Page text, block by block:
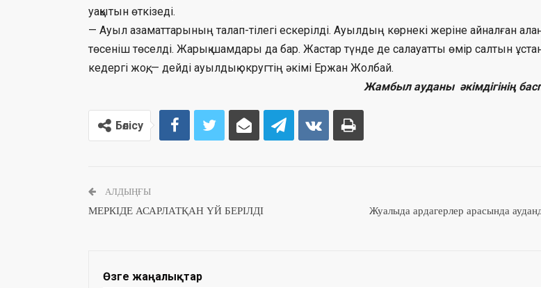
уақытын өткізеді.
— Ауыл азаматтарының талап-тілегі ескерілді. Ауылдың көрнекі жеріне айналған
төсеніш төселді. Жарық шамдары да бар. Жастар түнде де салауатты өмір салтын
кедергі жоқ, — дейді ауылдық округтің әкімі Ержан Жолбай.
Жамбыл ауданы әкімдігінің
Бөлісу
АЛДЫҢҒЫ
МЕРКІДЕ АСАРЛАТҚАН ҮЙ БЕРІЛДІ
Жуалыда ардагерлер арасында
Өзге жаңалықтар